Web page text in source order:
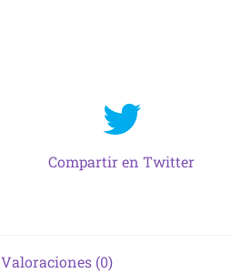
Compartir en Twitter
Valoraciones (0)